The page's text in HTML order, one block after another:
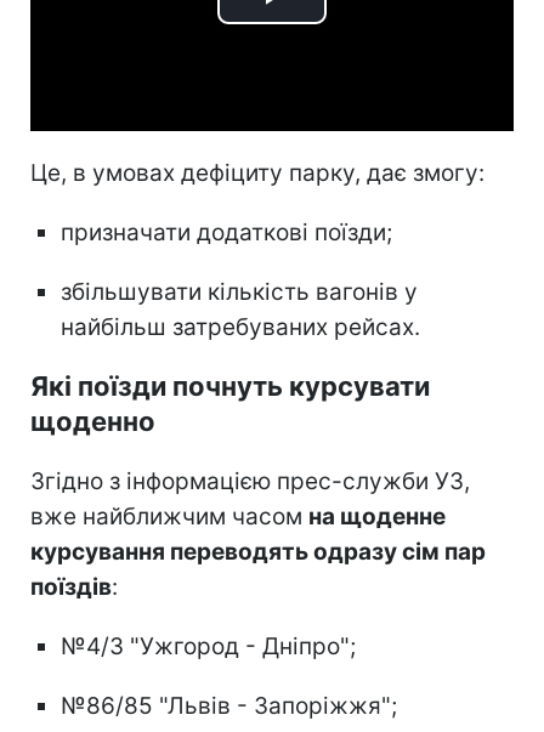
Play
Це, в умовах дефіциту парку, дає змогу:
призначати додаткові поїзди;
збільшувати кількість вагонів у
найбільш затребуваних рейсах.
Які поїзди почнуть курсувати
щоденно
Згідно з інформацією прес-служби УЗ,
вже найближчим часом на щоденне
курсування переводять одразу сім пар
поїздів:
№4/3 "Ужгород - Дніпро";
№86/85 "Львів - Запоріжжя";